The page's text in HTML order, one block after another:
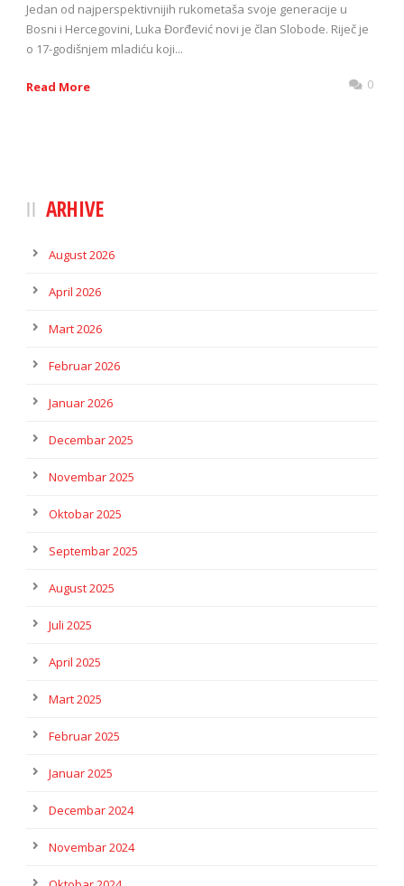
Jedan od najperspektivnijih rukometaša svoje generacije u
Bosni i Hercegovini, Luka Đorđević novi je član Slobode. Riječ je
o 17-godišnjem mladiću koji...
Read More 0
ARHIVE
August 2026
April 2026
Mart 2026
Februar 2026
Januar 2026
Decembar 2025
Novembar 2025
Oktobar 2025
Septembar 2025
August 2025
Juli 2025
April 2025
Mart 2025
Februar 2025
Januar 2025
Decembar 2024
Novembar 2024